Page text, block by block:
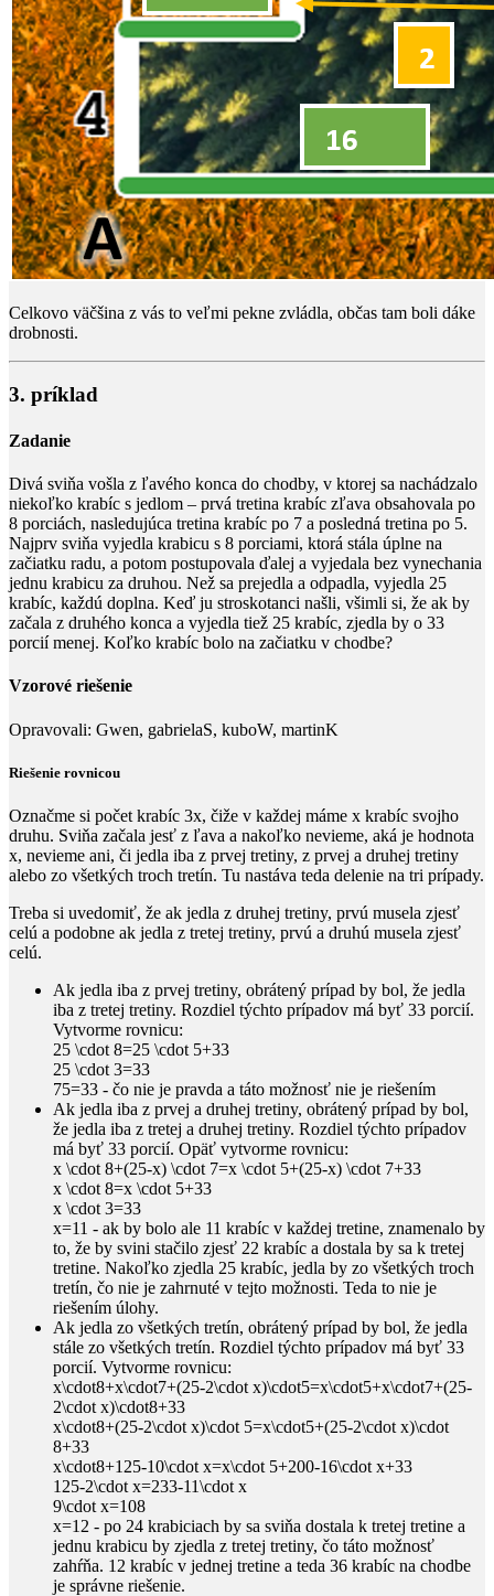
Celkovo väčšina z vás to veľmi pekne zvládla, občas tam boli dáke
drobnosti.
3. príklad
Zadanie
Divá sviňa vošla z ľavého konca do chodby, v ktorej sa nachádzalo
niekoľko krabíc s jedlom – prvá tretina krabíc zľava obsahovala po
8 porciách, nasledujúca tretina krabíc po 7 a posledná tretina po 5.
Najprv sviňa vyjedla krabicu s 8 porciami, ktorá stála úplne na
začiatku radu, a potom postupovala ďalej a vyjedala bez vynechania
jednu krabicu za druhou. Než sa prejedla a odpadla, vyjedla 25
krabíc, každú doplna. Keď ju stroskotanci našli, všimli si, že ak by
začala z druhého konca a vyjedla tiež 25 krabíc, zjedla by o 33
porcií menej. Koľko krabíc bolo na začiatku v chodbe?
Vzorové riešenie
Opravovali: Gwen, gabrielaS, kuboW, martinK
Riešenie rovnicou
Označme si počet krabíc 3x, čiže v každej máme x krabíc svojho
druhu. Sviňa začala jesť z ľava a nakoľko nevieme, aká je hodnota
x, nevieme ani, či jedla iba z prvej tretiny, z prvej a druhej tretiny
alebo zo všetkých troch tretín. Tu nastáva teda delenie na tri prípady.
Treba si uvedomiť, že ak jedla z druhej tretiny, prvú musela zjesť
celú a podobne ak jedla z tretej tretiny, prvú a druhú musela zjesť
celú.
Ak jedla iba z prvej tretiny, obrátený prípad by bol, že jedla
iba z tretej tretiny. Rozdiel týchto prípadov má byť 33 porcií.
Vytvorme rovnicu:
25 \cdot 8=25 \cdot 5+33
25 \cdot 3=33
75=33 - čo nie je pravda a táto možnosť nie je riešením
Ak jedla iba z prvej a druhej tretiny, obrátený prípad by bol,
že jedla iba z tretej a druhej tretiny. Rozdiel týchto prípadov
má byť 33 porcií. Opäť vytvorme rovnicu:
x \cdot 8+(25-x) \cdot 7=x \cdot 5+(25-x) \cdot 7+33
x \cdot 8=x \cdot 5+33
x \cdot 3=33
x=11 - ak by bolo ale 11 krabíc v každej tretine, znamenalo by
to, že by svini stačilo zjesť 22 krabíc a dostala by sa k tretej
tretine. Nakoľko zjedla 25 krabíc, jedla by zo všetkých troch
tretín, čo nie je zahrnuté v tejto možnosti. Teda to nie je
riešením úlohy.
Ak jedla zo všetkých tretín, obrátený prípad by bol, že jedla
stále zo všetkých tretín. Rozdiel týchto prípadov má byť 33
porcií. Vytvorme rovnicu:
x\cdot8+x\cdot7+(25-2\cdot x)\cdot5=x\cdot5+x\cdot7+(25-
2\cdot x)\cdot8+33
x\cdot8+(25-2\cdot x)\cdot 5=x\cdot5+(25-2\cdot x)\cdot
8+33
x\cdot8+125-10\cdot x=x\cdot 5+200-16\cdot x+33
125-2\cdot x=233-11\cdot x
9\cdot x=108
x=12 - po 24 krabiciach by sa sviňa dostala k tretej tretine a
jednu krabicu by zjedla z tretej tretiny, čo táto možnosť
zahŕňa. 12 krabíc v jednej tretine a teda 36 krabíc na chodbe
je správne riešenie.